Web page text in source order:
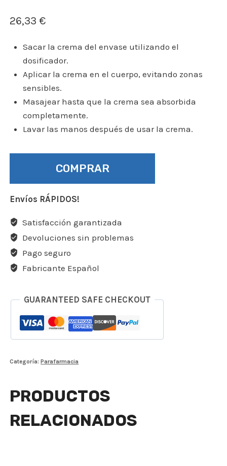
26,33 €
Sacar la crema del envase utilizando el
dosificador.
Aplicar la crema en el cuerpo, evitando zonas
sensibles.
Masajear hasta que la crema sea absorbida
completamente.
Lavar las manos después de usar la crema.
COMPRAR
Envíos RÁPIDOS!
Satisfacción garantizada
Devoluciones sin problemas
Pago seguro
Fabricante Español
GUARANTEED SAFE CHECKOUT
Categoría:Parafarmacia
PRODUCTOS
RELACIONADOS